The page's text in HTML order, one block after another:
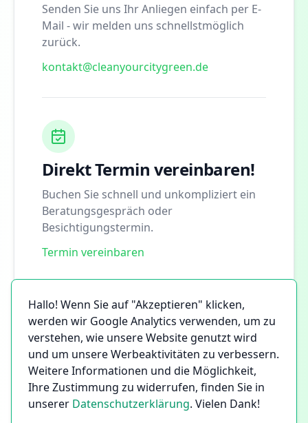
Senden Sie uns Ihr Anliegen einfach per E-
Mail - wir melden uns schnellstmöglich
zurück.
kontakt@cleanyourcitygreen.de
Direkt Termin vereinbaren!
Buchen Sie schnell und unkompliziert ein
Beratungsgespräch oder
Besichtigungstermin.
Termin vereinbaren
Hallo! Wenn Sie auf "Akzeptieren" klicken,
werden wir Google Analytics verwenden, um zu
verstehen, wie unsere Website genutzt wird
und um unsere Werbeaktivitäten zu verbessern.
Weitere Informationen und die Möglichkeit,
Ihre Zustimmung zu widerrufen, finden Sie in
unserer Datenschutzerklärung. Vielen Dank!